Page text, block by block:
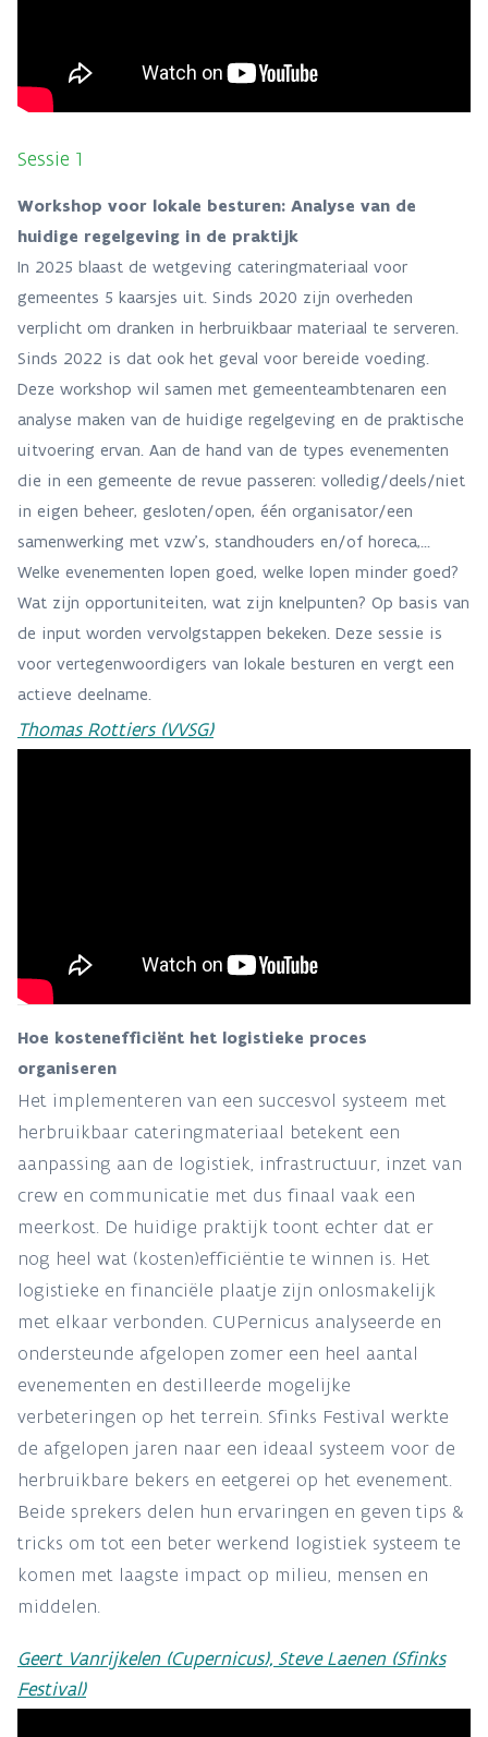
Sessie 1
Workshop voor lokale besturen: Analyse van de
huidige regelgeving in de praktijk
In 2025 blaast de wetgeving cateringmateriaal voor
gemeentes 5 kaarsjes uit. Sinds 2020 zijn overheden
verplicht om dranken in herbruikbaar materiaal te serveren.
Sinds 2022 is dat ook het geval voor bereide voeding.
Deze workshop wil samen met gemeenteambtenaren een
analyse maken van de huidige regelgeving en de praktische
uitvoering ervan. Aan de hand van de types evenementen
die in een gemeente de revue passeren: volledig/deels/niet
in eigen beheer, gesloten/open, één organisator/een
samenwerking met vzw's, standhouders en/of horeca,...
Welke evenementen lopen goed, welke lopen minder goed?
Wat zijn opportuniteiten, wat zijn knelpunten? Op basis van
de input worden vervolgstappen bekeken. Deze sessie is
voor vertegenwoordigers van lokale besturen en vergt een
actieve deelname.
Thomas Rottiers (VVSG)
Hoe kostenefficiënt het logistieke proces
organiseren
Het implementeren van een succesvol systeem met
herbruikbaar cateringmateriaal betekent een
aanpassing aan de logistiek, infrastructuur, inzet van
crew en communicatie met dus finaal vaak een
meerkost. De huidige praktijk toont echter dat er
nog heel wat (kosten)efficiëntie te winnen is. Het
logistieke en financiële plaatje zijn onlosmakelijk
met elkaar verbonden. CUPernicus analyseerde en
ondersteunde afgelopen zomer een heel aantal
evenementen en destilleerde mogelijke
verbeteringen op het terrein. Sfinks Festival werkte
de afgelopen jaren naar een ideaal systeem voor de
herbruikbare bekers en eetgerei op het evenement.
Beide sprekers delen hun ervaringen en geven tips &
tricks om tot een beter werkend logistiek systeem te
komen met laagste impact op milieu, mensen en
middelen.
Geert Vanrijkelen (Cupernicus), Steve Laenen (Sfinks
Festival)